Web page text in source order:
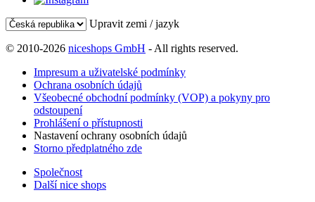
Upravit zemi / jazyk
© 2010-2026 niceshops GmbH - All rights reserved.
Impresum a uživatelské podmínky
Ochrana osobních údajů
Všeobecné obchodní podmínky (VOP) a pokyny pro
odstoupení
Prohlášení o přístupnosti
Nastavení ochrany osobních údajů
Storno předplatného zde
Společnost
Další nice shops